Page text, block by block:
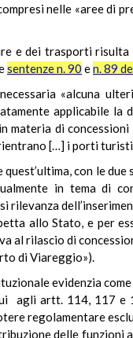
nelle «aree di
e dei trasporti
sentenze n. 90 en. 89
«alcuna
applicabile la
di
[…] i porti
con le due
in tema di
allo Stato, e per
rilascio di
di Viareggio»).
evidenzia
agli artt. 114, 117 e
regolamentare
delle